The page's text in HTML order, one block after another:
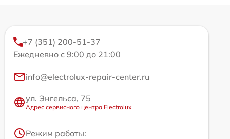
+7 (351) 200-51-37
Ежедневно с 9:00 до 21:00
info@electrolux-repair-center.ru
ул. Энгельса, 75
Адрес сервисного центра Electrolux
Режим работы: